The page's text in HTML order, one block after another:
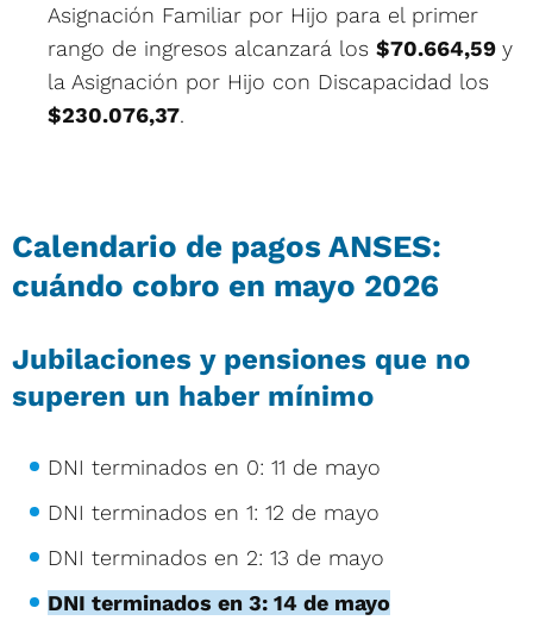
Asignación Familiar por Hijo para el primer
rango de ingresos alcanzará los $70.664,59 y
la Asignación por Hijo con Discapacidad los
$230.076,37.
Calendario de pagos ANSES:
cuándo cobro en mayo 2026
Jubilaciones y pensiones que no
superen un haber mínimo
DNI terminados en 0: 11 de mayo
DNI terminados en 1: 12 de mayo
DNI terminados en 2: 13 de mayo
DNI terminados en 3: 14 de mayo